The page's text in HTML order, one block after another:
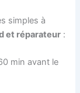
simples à
et réparateur :
min avant le